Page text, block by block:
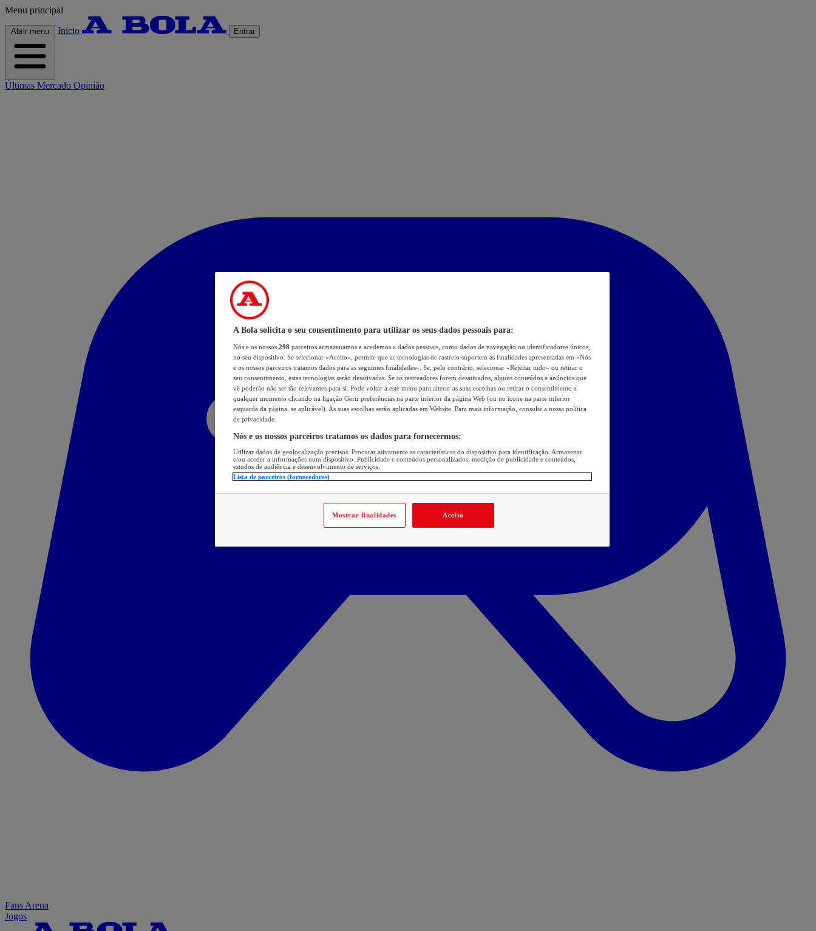
Menu principal
Abrir menu Início Entrar
Últimas Mercado Opinião
Fans Arena
Jogos
A Bola solicita o seu consentimento para utilizar os seus dados pessoais para:
Nós e os nossos 298 parceiros armazenamos e acedemos a dados pessoais, como dados de navegação ou identificadores únicos,
no seu dispositivo. Se selecionar «Aceito», permite que as tecnologias de rastreio suportem as finalidades apresentadas em «Nós
e os nossos parceiros tratamos dados para as seguintes finalidades». Se, pelo contrário, selecionar «Rejeitar tudo» ou retirar o
seu consentimento, estas tecnologias serão desativadas. Se os rastreadores forem desativados, alguns conteúdos e anúncios que
vê poderão não ser tão relevantes para si. Pode voltar a este menu para alterar as suas escolhas ou retirar o consentimento a
qualquer momento clicando na ligação Gerir preferências na parte inferior da página Web (ou no ícone na parte inferior
esquerda da página, se aplicável). As suas escolhas serão aplicadas em Website. Para mais informação, consulte a nossa política
de privacidade.
Nós e os nossos parceiros tratamos os dados para fornecermos:
Utilizar dados de geolocalização precisos. Procurar ativamente as características do dispositivo para identificação. Armazenar
e/ou aceder a informações num dispositivo. Publicidade e conteúdos personalizados, medição de publicidade e conteúdos,
estudos de audiência e desenvolvimento de serviços.
Lista de parceiros (fornecedores)
Mostrar finalidades Aceito